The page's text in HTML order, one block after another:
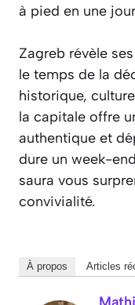
à pied en une
Zagreb révèle
le temps de la
historique,
la capitale offre
authentique et
dure un week-
saura vous
convivialité.
À propos Articles